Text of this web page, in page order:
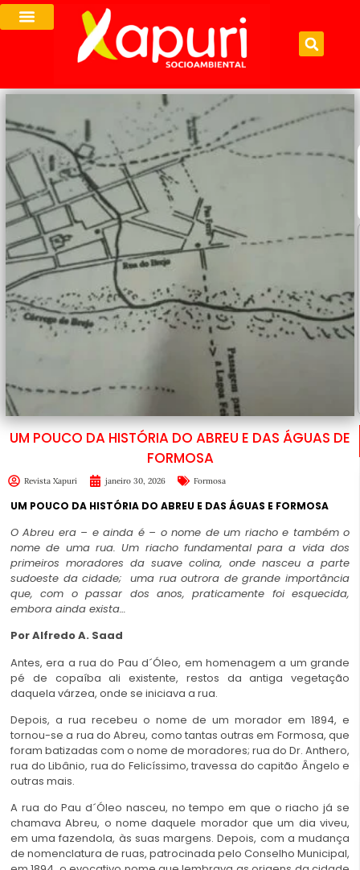
UM POUCO DA HISTÓRIA DO ABREU E DAS ÁGUAS DE
FORMOSA
Revista Xapuri janeiro 30, 2026 Formosa
UM POUCO DA HISTÓRIA DO ABREU E DAS ÁGUAS E FORMOSA
O Abreu era – e ainda é – o nome de um riacho e também o
nome de uma rua. Um riacho fundamental para a vida dos
primeiros moradores da suave colina, onde nasceu a parte
sudoeste da cidade; uma rua outrora de grande importância
que, com o passar dos anos, praticamente foi esquecida,
embora ainda exista…
Por Alfredo A. Saad
Antes, era a rua do Pau d´Óleo, em homenagem a um grande
pé de copaíba ali existente, restos da antiga vegetação
daquela várzea, onde se iniciava a rua.
Depois, a rua recebeu o nome de um morador em 1894, e
tornou-se a rua do Abreu, como tantas outras em Formosa, que
foram batizadas com o nome de moradores; rua do Dr. Anthero,
rua do Libânio, rua do Felicíssimo, travessa do capitão Ângelo e
outras mais.
A rua do Pau d´Óleo nasceu, no tempo em que o riacho já se
chamava Abreu, o nome daquele morador que um dia viveu,
em uma fazendola, às suas margens. Depois, com a mudança
de nomenclatura de ruas, patrocinada pelo Conselho Municipal,